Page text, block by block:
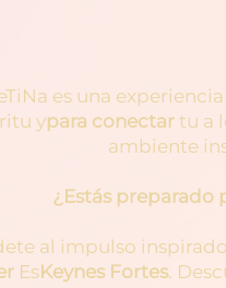
es una
ypara conectartu a
ambiente
¿Estás preparado
al impulso
EsKeynes Fortes.